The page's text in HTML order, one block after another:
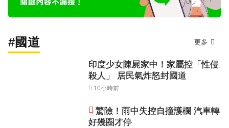
#國道 更多
印度少女陳屍家中！家屬控「性侵
殺人」 居民氣炸怒封國道
10小時前
驚險！雨中失控自撞護欄 汽車轉
好幾圈才停